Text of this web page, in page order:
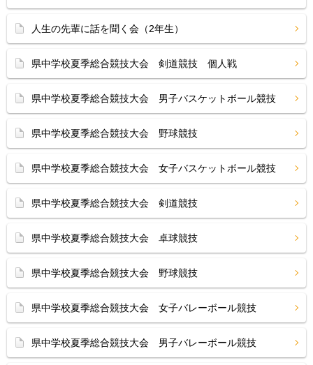
人生の先輩に話を聞く会（2年生）
県中学校夏季総合競技大会 剣道競技 個人戦
県中学校夏季総合競技大会 男子バスケットボール競技
県中学校夏季総合競技大会 野球競技
県中学校夏季総合競技大会 女子バスケットボール競技
県中学校夏季総合競技大会 剣道競技
県中学校夏季総合競技大会 卓球競技
県中学校夏季総合競技大会 野球競技
県中学校夏季総合競技大会 女子バレーボール競技
県中学校夏季総合競技大会 男子バレーボール競技